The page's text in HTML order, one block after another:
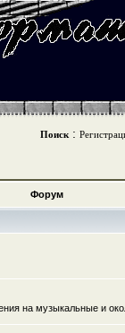
Поиск :
Форум
на музыкальные и